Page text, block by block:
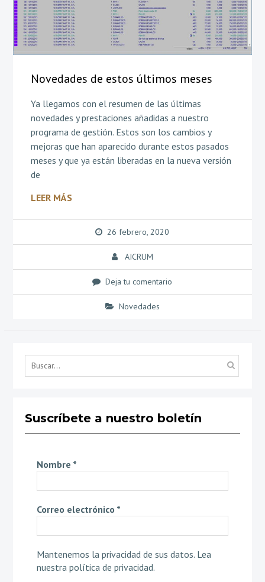
Novedades de estos últimos meses
Ya llegamos con el resumen de las últimas
novedades y prestaciones añadidas a nuestro
programa de gestión. Estos son los cambios y
mejoras que han aparecido durante estos pasados
meses y que ya están liberadas en la nueva versión
de
LEER MÁS
26 febrero, 2020
AICRUM
Deja tu comentario
Novedades
Suscríbete a nuestro boletín
Nombre *
Correo electrónico *
Mantenemos la privacidad de sus datos. Lea
nuestra política de privacidad.